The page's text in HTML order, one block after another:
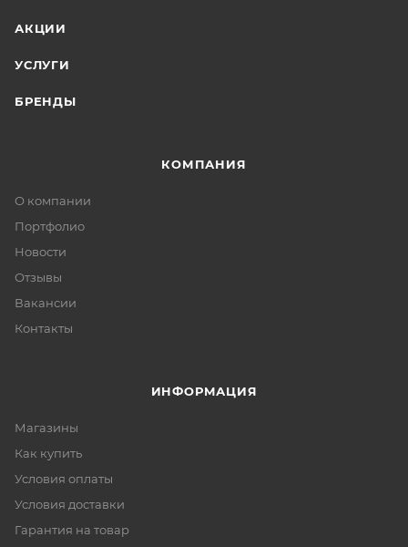
АКЦИИ
УСЛУГИ
БРЕНДЫ
КОМПАНИЯ
О компании
Портфолио
Новости
Отзывы
Вакансии
Контакты
ИНФОРМАЦИЯ
Магазины
Как купить
Условия оплаты
Условия доставки
Гарантия на товар